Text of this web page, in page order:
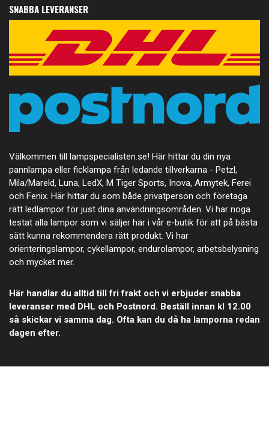
SNABBA LEVERANSER
Välkommen till lampspecialisten.se! Här hittar du din nya
pannlampa eller ficklampa från ledande tillverkarna - Petzl,
Mila/Mareld, Luna, LedX, M Tiger Sports, Inova, Armytek, Ferei
och Fenix. Här hittar du som både privatperson och företaga
rätt ledlampor för just dina användningsområden. Vi har noga
testat alla lampor som vi säljer här i vår e-butik för att på bästa
sätt kunna rekommendera rätt produkt. Vi har
orienteringslampor, cykellampor, endurolampor, arbetsbelysning
och mycket mer.
Här handlar du alltid till fri frakt och vi erbjuder snabba
leveranser med DHL och Postnord. Beställ innan kl 12.00
så skickar vi samma dag. Ofta kan du då ha lamporna redan
dagen efter.